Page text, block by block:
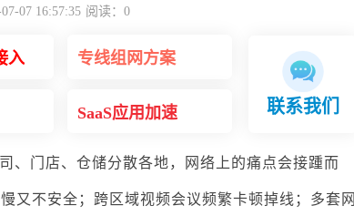
07 16:57:35 阅读： 0
入 专线组网方案
SaaS应用加速 联系我们
、门店、仓储分散各地，网络上的痛点会接踵而
又不安全；跨区域视频会议频繁卡顿掉线；多套网